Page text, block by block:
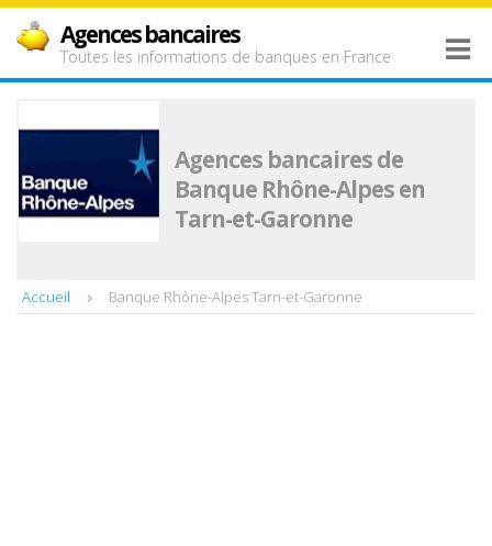
Agences bancaires
Toutes les informations de banques en France
Agences bancaires de
Banque Rhône-Alpes en
Tarn-et-Garonne
Accueil Banque Rhône-Alpes Tarn-et-Garonne